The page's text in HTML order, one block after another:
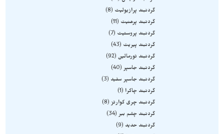
گردنبند پرازیولیت
8
گردنبند پرهنیت
11
گردنبند پروستیت
7
گردنبند پیریت
43
گردنبند تورمالین 92
گردنبند جاسپر 40
گردنبند جاسپر سفید
3
گردنبند چاکرا
1
گردنبند چری کوارتز 8
گردنبند چشم ببر 34
گردنبند حدید
9